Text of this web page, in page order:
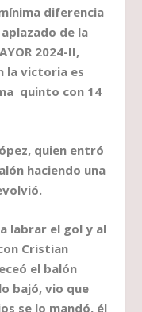
diferencia
de la
2024-II,
la victoria es
quinto con 14
quien entró
haciendo una
labrar el gol y al
Cristian
el balón
bajó, vio que
se lo mandó, él